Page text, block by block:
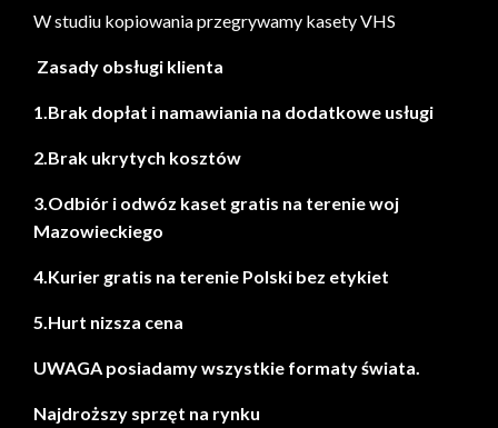
W studiu kopiowania przegrywamy kasety VHS
Zasady obsługi klienta
1.Brak dopłat i namawiania na dodatkowe usługi
2.Brak ukrytych kosztów
3.Odbiór i odwóz kaset gratis na terenie woj
Mazowieckiego
4.Kurier gratis na terenie Polski bez etykiet
5.Hurt nizsza cena
UWAGA posiadamy wszystkie formaty świata.
Najdroższy sprzęt na rynku